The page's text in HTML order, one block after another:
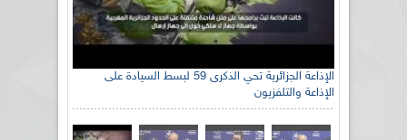
الإذاعة الجزائرية تحي الذكرى 59 لبسط السيادة على
الإذاعة والتلفزيون